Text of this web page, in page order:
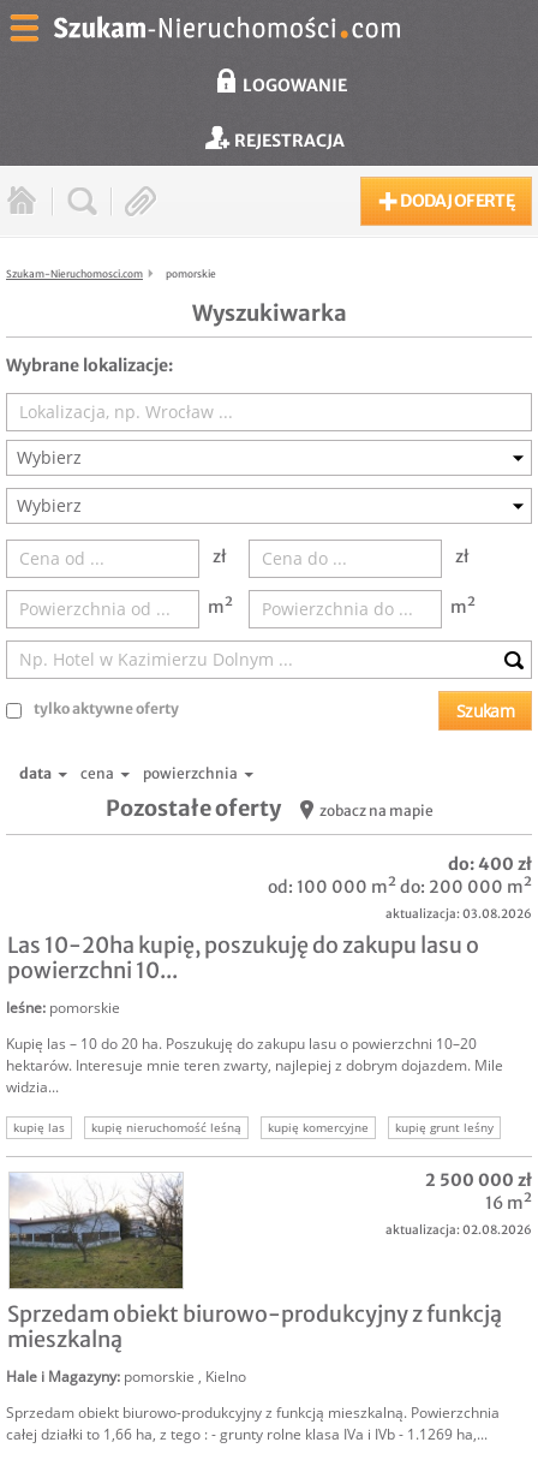
LOGOWANIE
REJESTRACJA
DODAJ OFERTĘ
Szukam-Nieruchomosci.com pomorskie
Wyszukiwarka
Wybrane lokalizacje:
Wybierz
Wybierz
zł zł
m² m²
tylko aktywne oferty
data cena powierzchnia
Pozostałe oferty zobacz na mapie
Las 10-20ha kupię, poszukuję do zakupu lasu o
powierzchni 10...
leśne: pomorskie
Kupię las – 10 do 20 ha. Poszukuję do zakupu lasu o powierzchni 10–20
hektarów. Interesuje mnie teren zwarty, najlepiej z dobrym dojazdem. Mile
widzia...
kupię las kupię nieruchomość leśną kupię komercyjne
kupię grunt leśny
szukam nieruchomości
szukam gruntów
do: 400 zł
od: 100 000 m² do: 200 000 m²
aktualizacja: 03.08.2026
Sprzedam obiekt biurowo-produkcyjny z funkcją
mieszkalną
Hale i Magazyny: pomorskie , Kielno
Sprzedam obiekt biurowo-produkcyjny z funkcją mieszkalną. Powierzchnia
całej działki to 1,66 ha, z tego : - grunty rolne klasa IVa i IVb - 1.1269 ha,...
2 500 000 zł
16 m²
aktualizacja: 02.08.2026